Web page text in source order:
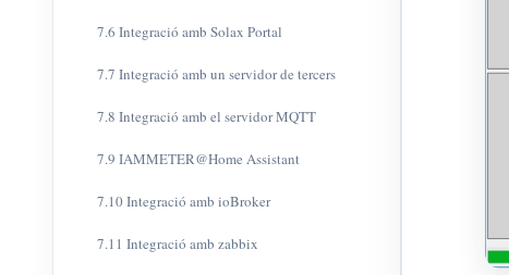
7.6 Integració amb Solax Portal
7.7 Integració amb un servidor de tercers
7.8 Integració amb el servidor MQTT
7.9 IAMMETER@Home Assistant
7.10 Integració amb ioBroker
7.11 Integració amb zabbix